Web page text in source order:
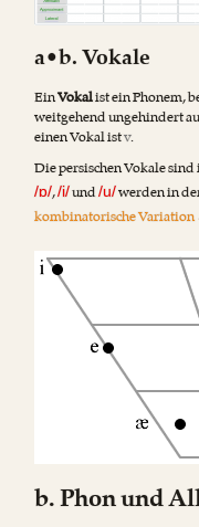
a•b. Vokale
EinVokalist ein Phonem,
weitgehend ungehindert
einen Vokal istv.
Die persischen Vokale
/ɒ/,/i/und/u/werden in
kombinatorische Variation
b. Phon und